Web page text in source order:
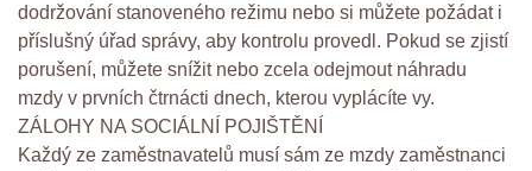
dodržování stanoveného režimu nebo si můžete požádat i
příslušný úřad správy, aby kontrolu provedl. Pokud se zjistí
porušení, můžete snížit nebo zcela odejmout náhradu
mzdy v prvních čtrnácti dnech, kterou vyplácíte vy.
ZÁLOHY NA SOCIÁLNÍ POJIŠTĚNÍ
Každý ze zaměstnavatelů musí sám ze mzdy zaměstnanci